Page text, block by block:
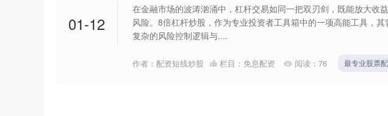
01-12
在金融市场的波涛汹涌中，杠杆交易如同一把双刃剑，既能放大收
风险。8倍杠杆炒股，作为专业投资者工具箱中的一项高能工具，其
复杂的风险控制逻辑与....
作者：配资短线炒股 栏目： 免息配资 阅读： 76 最专业股票